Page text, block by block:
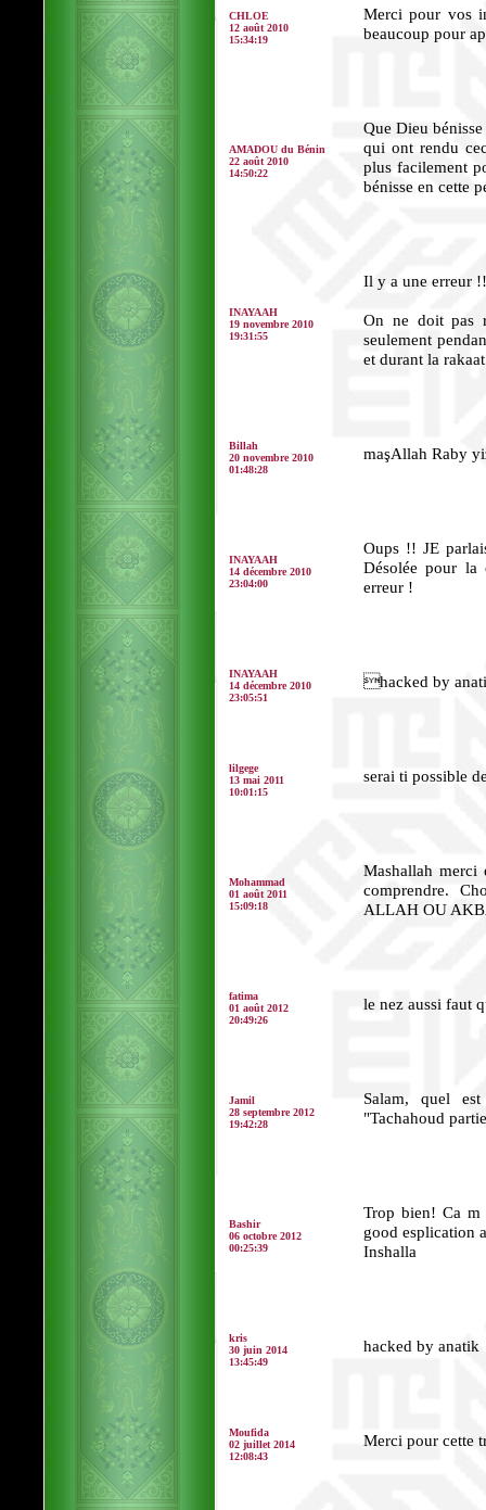
CHLOE
12 août 2010
15:34:19
Merci pour vos
beaucoup pour
AMADOU du Bénin
22 août 2010
14:50:22
Que Dieu
qui ont rendu
plus facilement
bénisse en cette
INAYAAH
19 novembre 2010
19:31:55
Il y a une erreur
On ne doit pas
seulement
et durant la
Billah
20 novembre 2010
01:48:28
maşAllah Raby
INAYAAH
14 décembre 2010
23:04:00
Oups !! JE
Désolée pour
erreur !
INAYAAH
14 décembre 2010
23:05:51
hacked by
lilgege
13 mai 2011
10:01:15
serai ti possible
Mohammad
01 août 2011
15:09:18
Mashallah merci
comprendre.
ALLAH OU
fatima
01 août 2012
20:49:26
le nez aussi faut
Jamil
28 septembre 2012
19:42:28
Salam, quel
"Tachahoud
Bashir
06 octobre 2012
00:25:39
Trop bien! Ca m
good esplication
Inshalla
kris
30 juin 2014
13:45:49
hacked by anatik
Moufida
02 juillet 2014
12:08:43
Merci pour cette